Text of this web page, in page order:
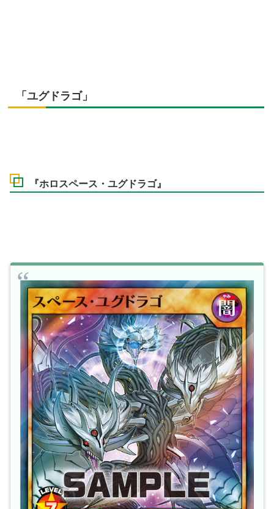
「ユグドラゴ」
『ホロスペース・ユグドラゴ』